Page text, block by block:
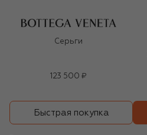
Серьги
123 500 ₽
Быстрая покупка